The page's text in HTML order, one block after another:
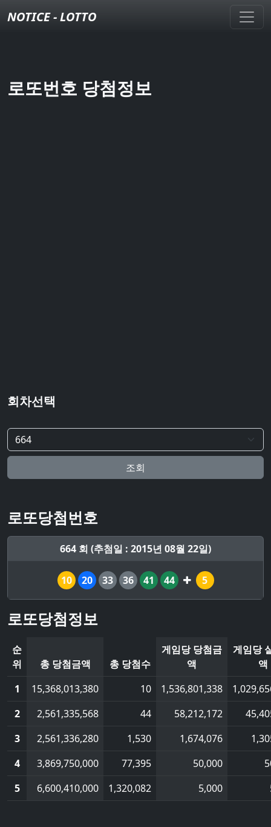
NOTICE - LOTTO
로또번호 당첨정보
회차선택
조회
로또당첨번호
664 회 (추첨일 : 2015년 08월 22일)
10 20 33 36 41 44 5
로또당첨정보
순
위
총 당첨금액 총 당첨수
게임당 당첨금
액
게임당
액
1
15,368,013,380 10 1,536,801,338
2
2,561,335,568 44 58,212,172
3
2,561,336,280 1,530 1,674,076
4
3,869,750,000 77,395 50,000
5
6,600,410,000 1,320,082 5,000